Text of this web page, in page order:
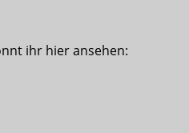
ihr hier ansehen: